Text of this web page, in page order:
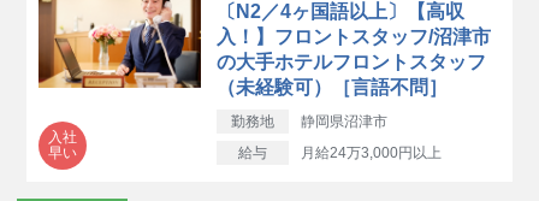
入社
早い
〔N2／4ヶ国語以上〕【高収
入！】フロントスタッフ/沼津市
の大手ホテルフロントスタッフ
（未経験可）［言語不問］
勤務地
静岡県沼津市
給与
月給24万3,000円以上